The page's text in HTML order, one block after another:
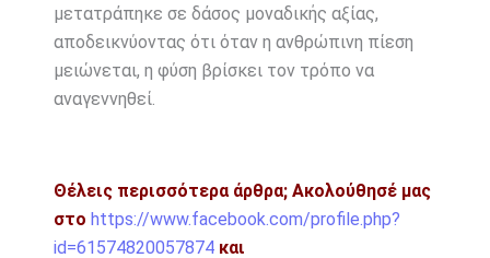
μετατράπηκε σε δάσος μοναδικής αξίας,
αποδεικνύοντας ότι όταν η ανθρώπινη πίεση
μειώνεται, η φύση βρίσκει τον τρόπο να
αναγεννηθεί.
Θέλεις περισσότερα άρθρα; Ακολούθησέ μας
στο https://www.facebook.com/profile.php?
id=61574820057874 και